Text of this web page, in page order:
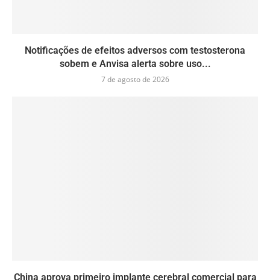
Notificações de efeitos adversos com testosterona
sobem e Anvisa alerta sobre uso...
7 de agosto de 2026
China aprova primeiro implante cerebral comercial para